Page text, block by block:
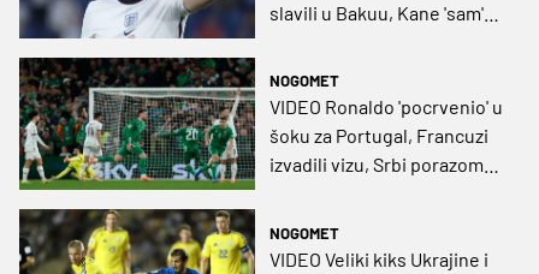
slavili u Bakuu, Kane 'sam'
NOGOMET
VIDEO Ronaldo 'pocrvenio' u
šoku za Portugal, Francuzi
izvadili vizu, Srbi porazom
NOGOMET
VIDEO Veliki kiks Ukrajine i